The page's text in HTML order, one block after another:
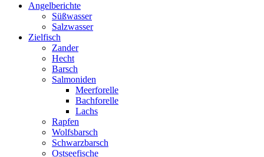
Angelberichte
Süßwasser
Salzwasser
Zielfisch
Zander
Hecht
Barsch
Salmoniden
Meerforelle
Bachforelle
Lachs
Rapfen
Wolfsbarsch
Schwarzbarsch
Ostseefische